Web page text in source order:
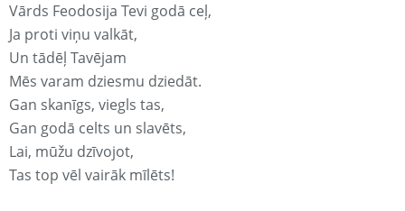
Vārds Feodosija Tevi godā ceļ,
Ja proti viņu valkāt,
Un tādēļ Tavējam
Mēs varam dziesmu dziedāt.
Gan skanīgs, viegls tas,
Gan godā celts un slavēts,
Lai, mūžu dzīvojot,
Tas top vēl vairāk mīlēts!